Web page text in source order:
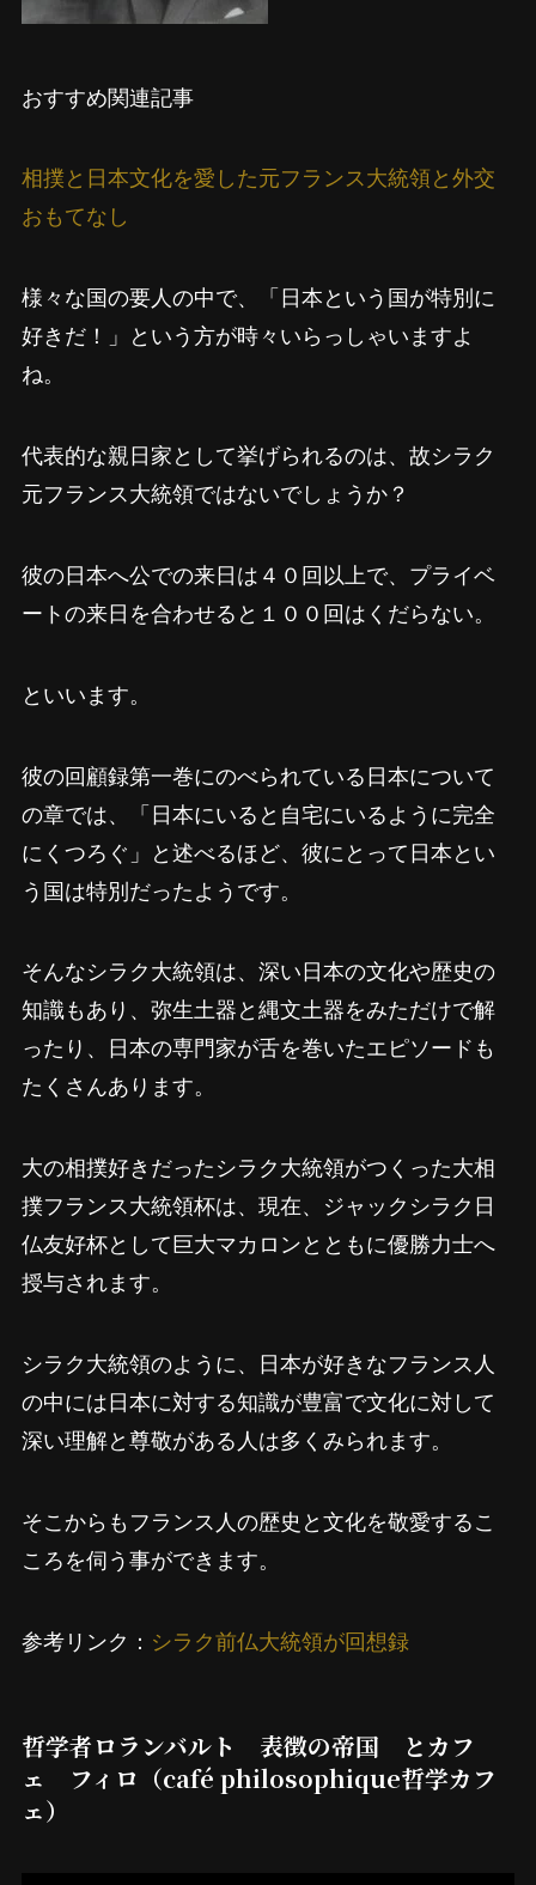
おすすめ関連記事
相撲と日本文化を愛した元フランス大統領と外交
おもてなし
様々な国の要人の中で、「日本という国が特別に
好きだ！」という方が時々いらっしゃいますよ
ね。
代表的な親日家として挙げられるのは、故シラク
元フランス大統領ではないでしょうか？
彼の日本へ公での来日は４０回以上で、プライベ
ートの来日を合わせると１００回はくだらない。
といいます。
彼の回顧録第一巻にのべられている日本について
の章では、「日本にいると自宅にいるように完全
にくつろぐ」と述べるほど、彼にとって日本とい
う国は特別だったようです。
そんなシラク大統領は、深い日本の文化や歴史の
知識もあり、弥生土器と縄文土器をみただけで解
ったり、日本の専門家が舌を巻いたエピソードも
たくさんあります。
大の相撲好きだったシラク大統領がつくった大相
撲フランス大統領杯は、現在、ジャックシラク日
仏友好杯として巨大マカロンとともに優勝力士へ
授与されます。
シラク大統領のように、日本が好きなフランス人
の中には日本に対する知識が豊富で文化に対して
深い理解と尊敬がある人は多くみられます。
そこからもフランス人の歴史と文化を敬愛するこ
ころを伺う事ができます。
参考リンク： シラク前仏大統領が回想録
哲学者ロランバルト 表徴の帝国 とカフ
ェ フィロ（café philosophique哲学カフ
ェ）